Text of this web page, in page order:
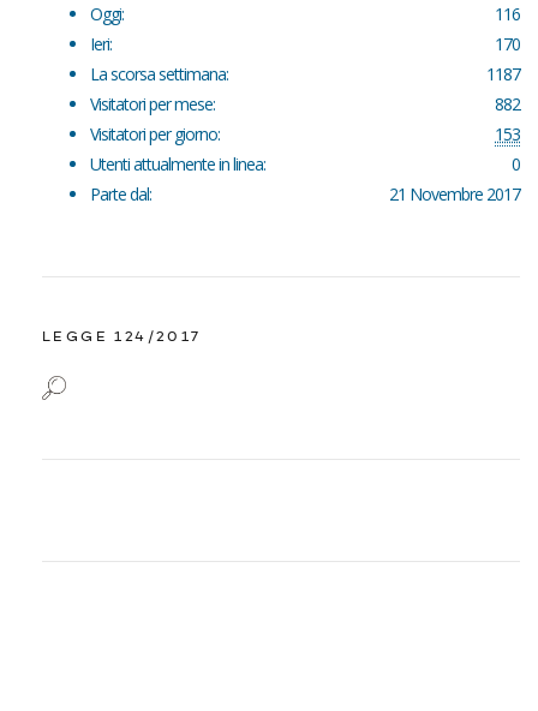
116
Oggi:
170
Ieri:
1187
La scorsa settimana:
882
Visitatori per mese:
153
Visitatori per giorno:
0
Utenti attualmente in linea:
21 Novembre 2017
Parte dal:
LEGGE 124/2017